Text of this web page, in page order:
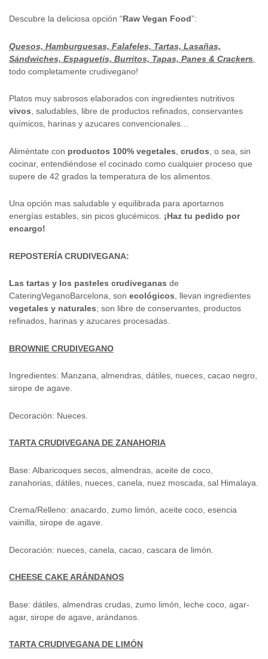
Descubre la deliciosa opción “Raw Vegan Food”:
Quesos, Hamburguesas, Falafeles, Tartas, Lasañas,
Sándwiches, Espaguetis, Burritos, Tapas, Panes & Crackers
todo completamente crudivegano!
Platos muy sabrosos elaborados con ingredientes nutritivos
vivos, saludables, libre de productos refinados, conservantes
químicos, harinas y azucares convencionales…
Aliméntate con productos 100% vegetales crudos , o sea, sin
cocinar, entendiéndose el cocinado como cualquier proceso que
supere de 42 grados la temperatura de los alimentos.
Una opción mas saludable y equilibrada para aportarnos
energías estables, sin picos glucémicos. ¡Haz tu pedido por
encargo!
REPOSTERÍA CRUDIVEGANA:
Las tartas y los pasteles crudiveganas de
CateringVeganoBarcelona, son ecológicos, llevan ingredientes
vegetales y naturales; son libre de conservantes, productos
refinados, harinas y azucares procesadas.
BROWNIE CRUDIVEGANO
Ingredientes: Manzana, almendras, dátiles, nueces, cacao negro,
sirope de agave.
Decoración: Nueces.
TARTA CRUDIVEGANA DE ZANAHORIA
Base: Albaricoques secos, almendras, aceite de coco,
zanahorias, dátiles, nueces, canela, nuez moscada, sal Himalaya.
Crema/Relleno: anacardo, zumo limón, aceite coco, esencia
vainilla, sirope de agave.
Decoración: nueces, canela, cacao, cascara de limón.
CHEESE CAKE ARÁNDANOS
Base: dátiles, almendras crudas, zumo limón, leche coco, agar-
agar, sirope de agave, arándanos.
TARTA CRUDIVEGANA DE LIMÓN